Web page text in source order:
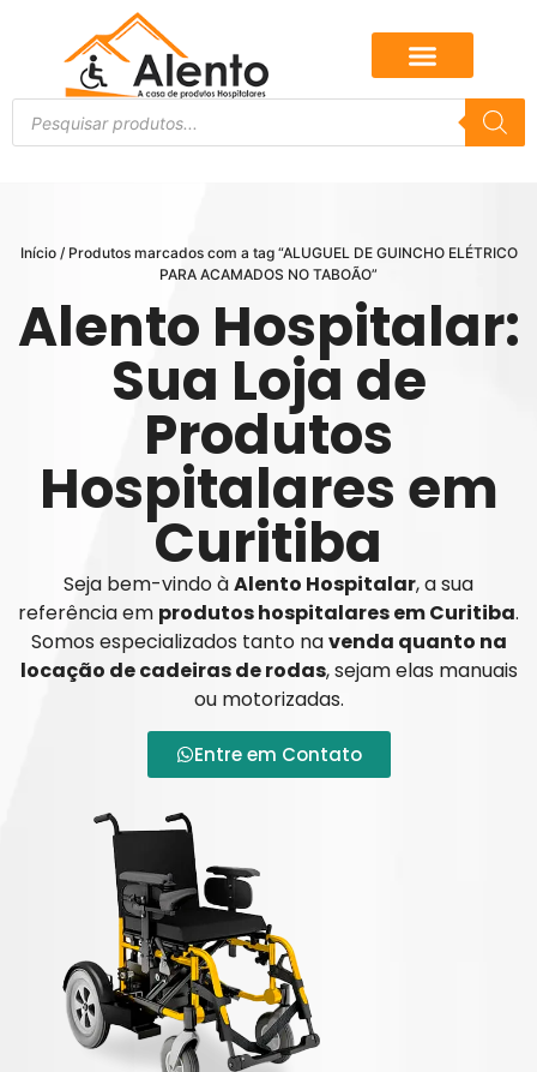
Início/ Produtos marcados com a tag “ALUGUEL DE GUINCHO ELÉTRICO
PARA ACAMADOS NO TABOÃO”
Alento Hospitalar:
Sua Loja de
Produtos
Hospitalares em
Curitiba
Seja bem-vindo àAlento Hospitalar, a sua
referência em produtos hospitalares em Curitiba.
Somos especializados tanto navenda quanto na
locação de cadeiras de rodas, sejam elas manuais
ou motorizadas.
Entre em Contato